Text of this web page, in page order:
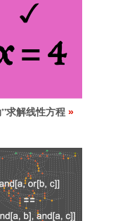
”求解线性方程